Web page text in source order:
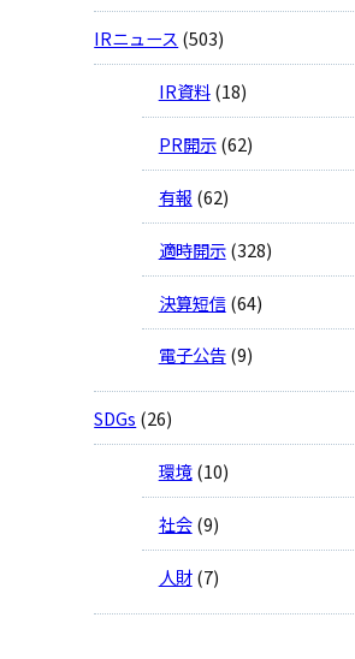
IRニュース (503)
IR資料(18)
PR開示(62)
有報 (62)
適時開示(328)
決算短信(64)
電子公告(9)
SDGs (26)
環境(10)
社会(9)
人財(7)